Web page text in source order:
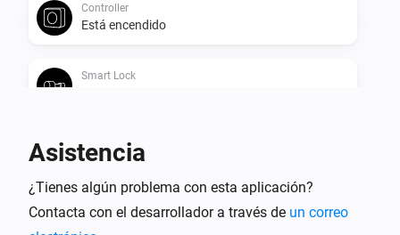
Controller
Está encendido
Smart Lock
Entonces...
Controller
Asistencia
¿Tienes algún problema con esta aplicación?
Contacta con el desarrollador a través de un correo